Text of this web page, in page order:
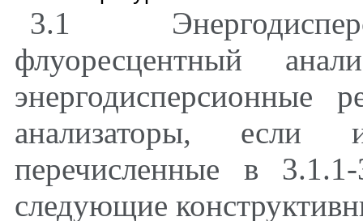
3.1
флуоресцентный
энергодисперсионные
анализаторы, если
перечисленные в
следующие